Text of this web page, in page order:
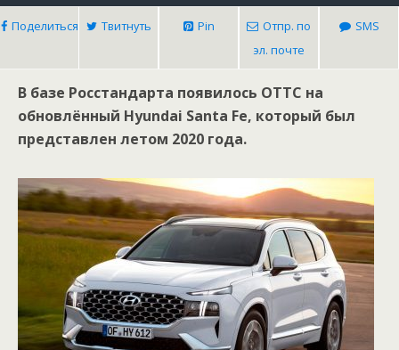
Поделиться Твитнуть Pin
Отпр. по
эл. почте
SMS
В базе Росстандарта появилось ОТТС на
обновлённый Hyundai Santa Fe, который был
представлен летом 2020 года.